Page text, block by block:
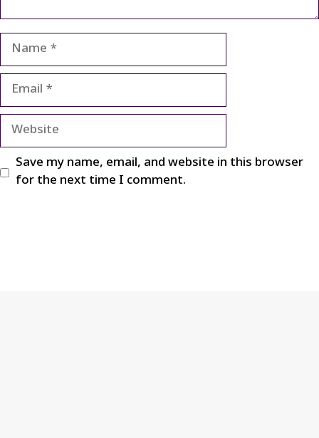
Name
Email
Website
Save my name, email, and website in this browser
for the next time I comment.